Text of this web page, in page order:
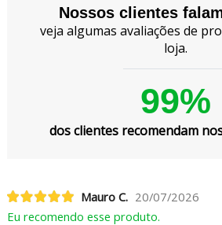
Nossos clientes
veja algumas avaliações de
loja.
99%
dos clientes recomendam
Mauro C. 20/07/2026
Eu recomendo esse produto.